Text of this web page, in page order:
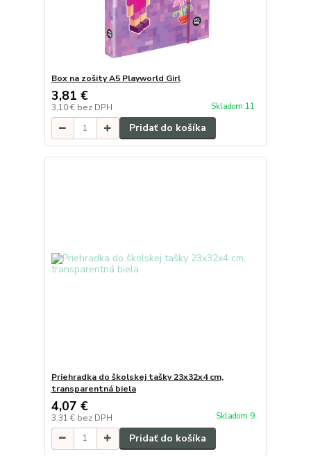
Box na zošity A5 Playworld Girl
3,81 €
3,10 € bez DPH Skladom 11
Pridať do košíka
Priehradka do školskej tašky 23x32x4 cm,
transparentná biela
4,07 €
3,31 € bez DPH Skladom 9
Pridať do košíka